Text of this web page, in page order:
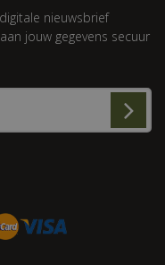
nieuwsbrief
jouw gegevens secuur